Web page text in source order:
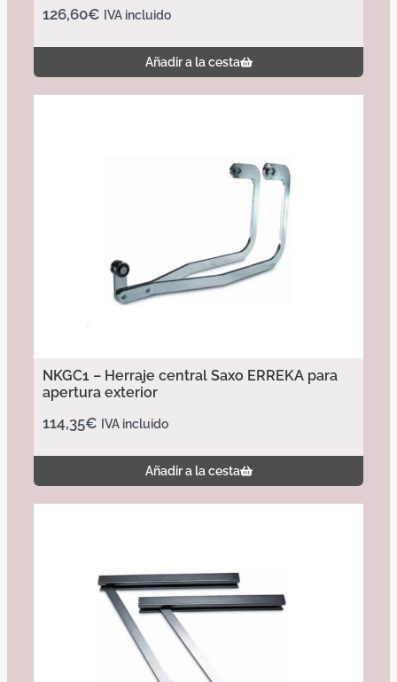
126,60€ IVA incluido
Añadir a la cesta
NKGC1 – Herraje central Saxo ERREKA para
apertura exterior
114,35€ IVA incluido
Añadir a la cesta